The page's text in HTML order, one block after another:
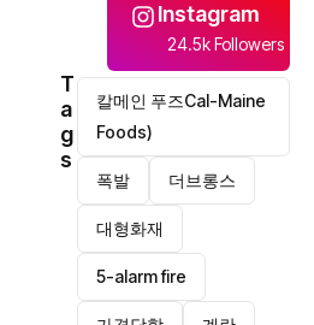
Instagram
24.5k Followers
T
a
g
s
칼메인 푸즈Cal-Maine
Foods)
폭발 더브롱스
대형화재
5-alarm fire